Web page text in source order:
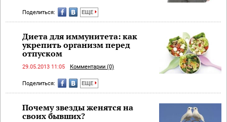
Поделиться: ЕЩЕ
Диета для иммунитета: как
укрепить организм перед
отпуском
29.05.2013 11:05 Комментарии (0)
Поделиться: ЕЩЕ
Почему звезды женятся на
своих бывших?